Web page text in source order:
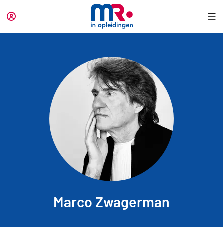
Marco Zwagerman